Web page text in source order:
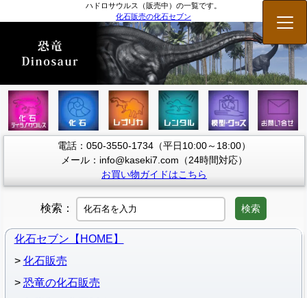
ハドロサウルス（販売中）の一覧です。
化石販売の化石セブン
メ
電話：050-3550-1734（平日10:00～18:00）
メール：info@kaseki7.com（24時間対応）
お買い物ガイドはこちら
検索： 検索
化石セブン【HOME】
化石販売
恐竜の化石販売